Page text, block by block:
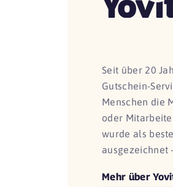
Seit über 20
Gutschein-
Menschen die
oder
wurde als
ausgezeichnet
Mehr über